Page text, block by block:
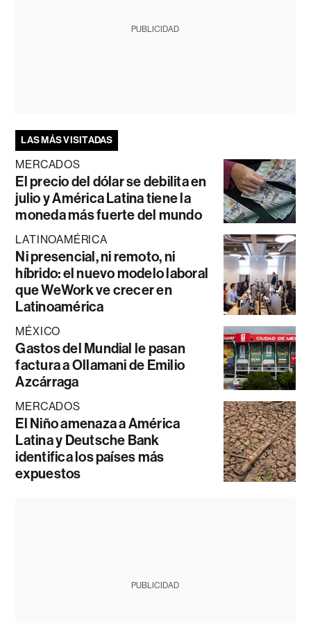
PUBLICIDAD
LAS MÁS VISITADAS
MERCADOS
El precio del dólar se debilita en
julio y América Latina tiene la
moneda más fuerte del mundo
LATINOAMÉRICA
Ni presencial, ni remoto, ni
híbrido: el nuevo modelo laboral
que WeWork ve crecer en
Latinoamérica
MÉXICO
Gastos del Mundial le pasan
factura a Ollamani de Emilio
Azcárraga
MERCADOS
El Niño amenaza a América
Latina y Deutsche Bank
identifica los países más
expuestos
PUBLICIDAD